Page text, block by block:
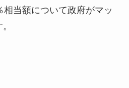
当額について政府がマッ